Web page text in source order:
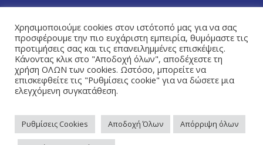
FOLLOW US
Facebook
Twitter
Πολιτική Απορρήτου
Χρησιμοποιούμε cookies στον ιστότοπό μας για να σας
προσφέρουμε την πιο ευχάριστη εμπειρία, θυμόμαστε τις
προτιμήσεις σας και τις επανειλημμένες επισκέψεις.
Κάνοντας κλικ στο "Αποδοχή όλων", αποδέχεστε τη
χρήση ΟΛΩΝ των cookies. Ωστόσο, μπορείτε να
επισκεφθείτε τις "Ρυθμίσεις cookie" για να δώσετε μια
ελεγχόμενη συγκατάθεση.
Ρυθμίσεις Cookies Αποδοχή Όλων Απόρριψη όλων